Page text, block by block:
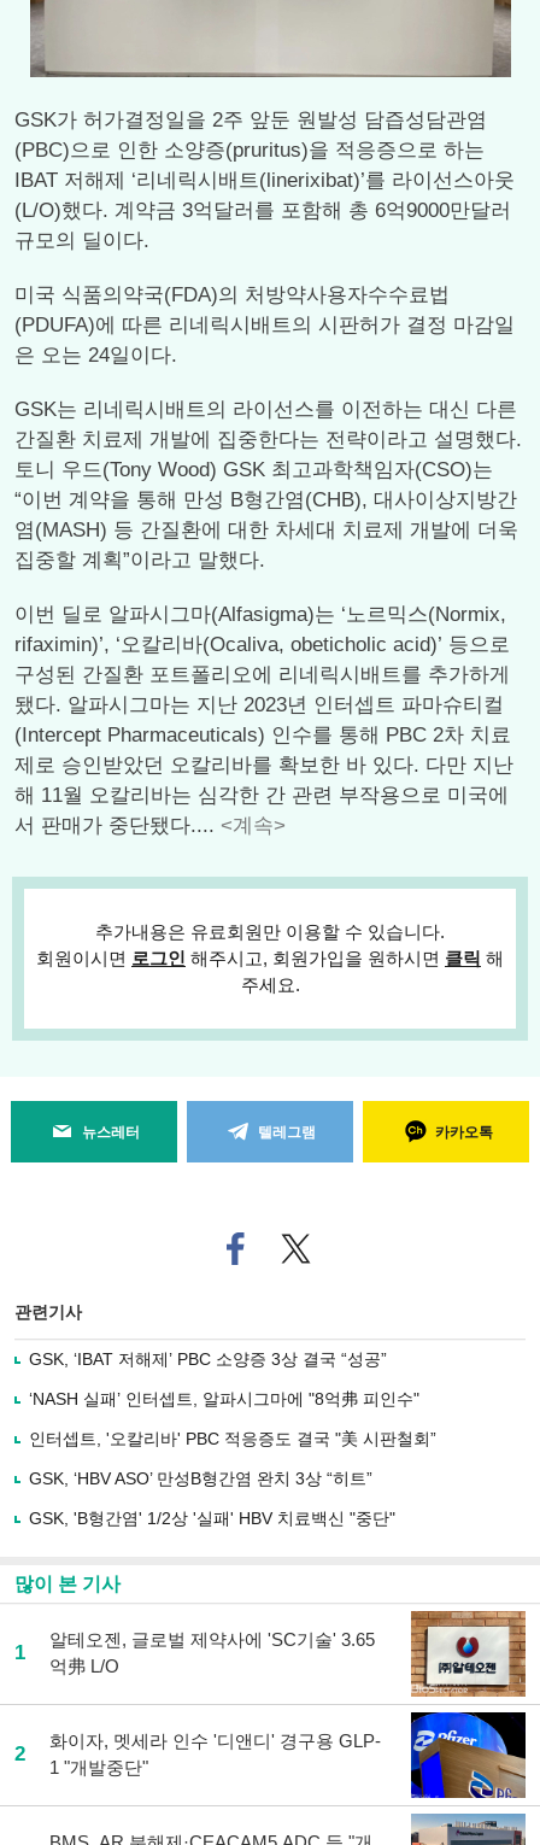
GSK가 허가결정일을 2주 앞둔 원발성 담즙성담관염
(PBC)으로 인한 소양증(pruritus)을 적응증으로 하는
IBAT 저해제 ‘리네릭시배트(linerixibat)’를 라이선스아웃
(L/O)했다. 계약금 3억달러를 포함해 총 6억9000만달러
규모의 딜이다.
미국 식품의약국(FDA)의 처방약사용자수수료법
(PDUFA)에 따른 리네릭시배트의 시판허가 결정 마감일
은 오는 24일이다.
GSK는 리네릭시배트의 라이선스를 이전하는 대신 다른
간질환 치료제 개발에 집중한다는 전략이라고 설명했다.
토니 우드(Tony Wood) GSK 최고과학책임자(CSO)는
“이번 계약을 통해 만성 B형간염(CHB), 대사이상지방간
염(MASH) 등 간질환에 대한 차세대 치료제 개발에 더욱
집중할 계획”이라고 말했다.
이번 딜로 알파시그마(Alfasigma)는 ‘노르믹스(Normix,
rifaximin)’, ‘오칼리바(Ocaliva, obeticholic acid)’ 등으로
구성된 간질환 포트폴리오에 리네릭시배트를 추가하게
됐다. 알파시그마는 지난 2023년 인터셉트 파마슈티컬
(Intercept Pharmaceuticals) 인수를 통해 PBC 2차 치료
제로 승인받았던 오칼리바를 확보한 바 있다. 다만 지난
해 11월 오칼리바는 심각한 간 관련 부작용으로 미국에
서 판매가 중단됐다.... <계속>
추가내용은 유료회원만 이용할 수 있습니다.
회원이시면 로그인 해주시고, 회원가입을 원하시면 클릭 해
주세요.
뉴스레터 텔레그램 카카오톡
페
이
로
기
사
유
기
트위
터로
관련기사
GSK, ‘IBAT 저해제’ PBC 소양증 3상 결국 “성공”
‘NASH 실패’ 인터셉트, 알파시그마에 "8억弗 피인수"
인터셉트, '오칼리바' PBC 적응증도 결국 "美 시판철회”
GSK, ‘HBV ASO’ 만성B형간염 완치 3상 “히트”
GSK, 'B형간염' 1/2상 '실패' HBV 치료백신 "중단"
많이 본 기사
1
알테오젠, 글로벌 제약사에 'SC기술' 3.65
억弗 L/O
2
화이자, 멧세라 인수 '디앤디' 경구용 GLP-
1 "개발중단"